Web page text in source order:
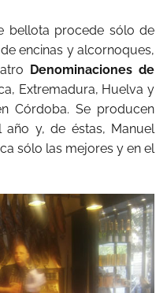
bellota procede sólo de
encinas y alcornoques,
Denominaciones de
Extremadura, Huelva y
Córdoba. Se producen
año y, de éstas, Manuel
sólo las mejores y en el